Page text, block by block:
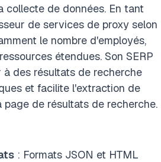
collecte de données. En tant
de services de proxy selon
le nombre d'employés,
étendues. Son SERP
des résultats de recherche
et facilite l'extraction de
de résultats de recherche.
: Formats JSON et HTML